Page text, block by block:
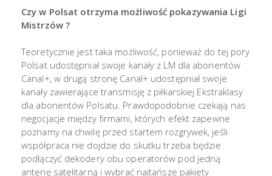
Czy w Polsat otrzyma możliwość pokazywania Ligi
Mistrzów ?
Teoretycznie jest taka możliwość, ponieważ do tej pory
Polsat udostępniał swoje kanały z LM dla abonentów
Canal+, w drugą stronę Canal+ udostępniał swoje
kanały zawierające transmisję z piłkarskiej Ekstraklasy
dla abonentów Polsatu. Prawdopodobnie czekają nas
negocjacje między firmami, których efekt zapewne
poznamy na chwilę przed startem rozgrywek, jeśli
współpraca nie dojdzie do skutku trzeba będzie
podłączyć dekodery obu operatorów pod jedną
antenę satelitarną i wybrać najtańsze pakiety